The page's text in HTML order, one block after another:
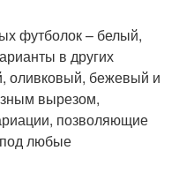
футболок – белый,
в других
оливковый, бежевый и
вырезом,
позволяющие
любые